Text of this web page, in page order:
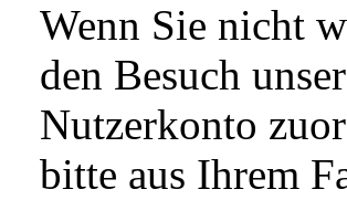
Wenn Sie nicht
den Besuch
Nutzerkonto
bitte aus Ihrem